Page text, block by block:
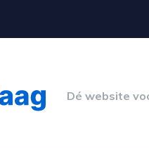
Dé website